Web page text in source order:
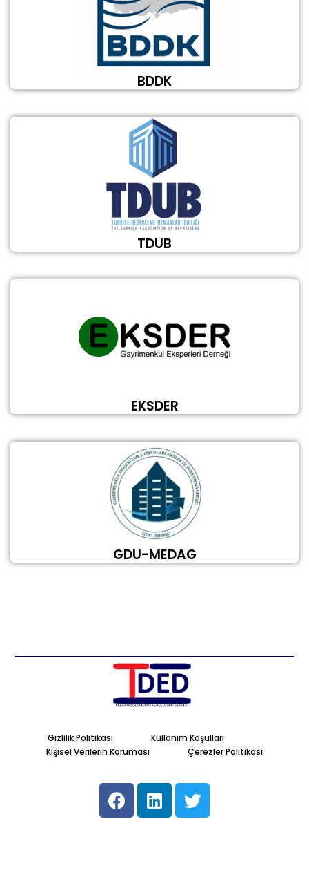
BDDK
TDUB
EKSDER
GDU-MEDAG
Gizlilik Politikası
Kullanım Koşulları
Kişisel Verilerin Koruması
Çerezler Politikası